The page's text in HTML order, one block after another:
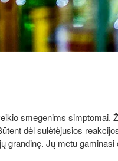
smegenims simptomai.
dėl sulėtėjusios
grandinę. Jų metu